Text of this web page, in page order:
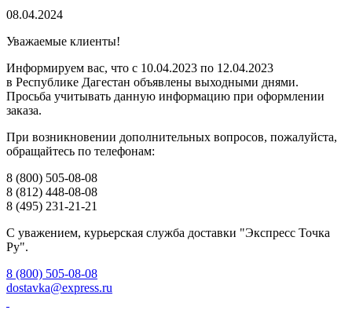
08.04.2024
Уважаемые клиенты!
Информируем вас, что с 10.04.2023 по 12.04.2023
в Республике Дагестан объявлены выходными днями.
Просьба учитывать данную информацию при оформлении
заказа.
При возникновении дополнительных вопросов, пожалуйста,
обращайтесь по телефонам:
8 (800) 505-08-08
8 (812) 448-08-08 ​
​8 (495) 231-21-21
С уважением, курьерская служба доставки "Экспресс Точка
Ру".
8 (800) 505-08-08
dostavka@express.ru